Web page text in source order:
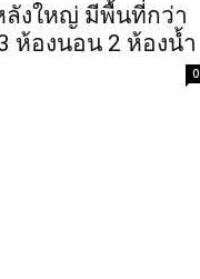
งใหญ่ มีพื้นที่กว่า
ห้องนอน 2 ห้องน้ำ
0